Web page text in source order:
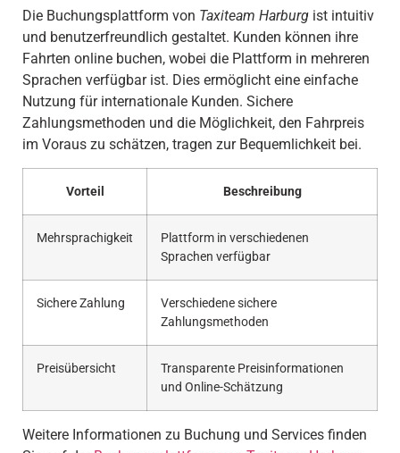
Die Buchungsplattform von Taxiteam Harburg ist intuitiv
und benutzerfreundlich gestaltet. Kunden können ihre
Fahrten online buchen, wobei die Plattform in mehreren
Sprachen verfügbar ist. Dies ermöglicht eine einfache
Nutzung für internationale Kunden. Sichere
Zahlungsmethoden und die Möglichkeit, den Fahrpreis
im Voraus zu schätzen, tragen zur Bequemlichkeit bei.
Vorteil Beschreibung
Mehrsprachigkeit
Plattform in verschiedenen
Sprachen verfügbar
Sichere Zahlung
Verschiedene sichere
Zahlungsmethoden
Preisübersicht
Transparente Preisinformationen
und Online-Schätzung
Weitere Informationen zu Buchung und Services finden